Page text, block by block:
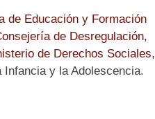
de Educación y Formación
de Desregulación,
de Derechos Sociales,
y la Adolescencia.